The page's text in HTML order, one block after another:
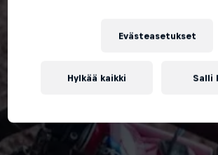
Evästeasetukset
Hylkää kaikki Salli